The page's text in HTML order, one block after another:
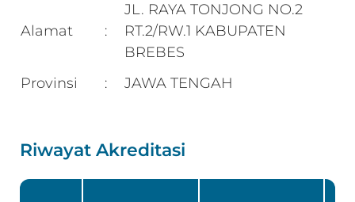
Alamat :
JL. RAYA TONJONG NO.2
RT.2/RW.1 KABUPATEN
BREBES
Provinsi
: JAWA TENGAH
Riwayat Akreditasi